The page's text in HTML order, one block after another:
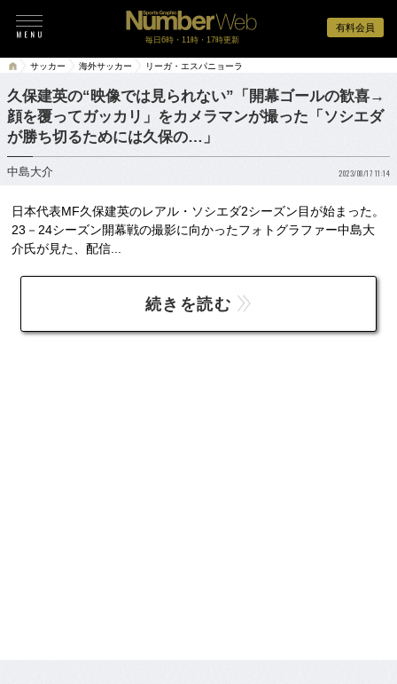
有料会員
毎日6時・11時・17時更新
サッカー 海外サッカー リーガ・エスパニョーラ
久保建英の“映像では見られない”「開幕ゴールの歓喜→
顔を覆ってガッカリ」をカメラマンが撮った「ソシエダ
が勝ち切るためには久保の…」
中島大介 2023/08/17 11:14
日本代表MF久保建英のレアル・ソシエダ2シーズン目が始まった。
23－24シーズン開幕戦の撮影に向かったフォトグラファー中島大
介氏が見た、配信...
続きを読む